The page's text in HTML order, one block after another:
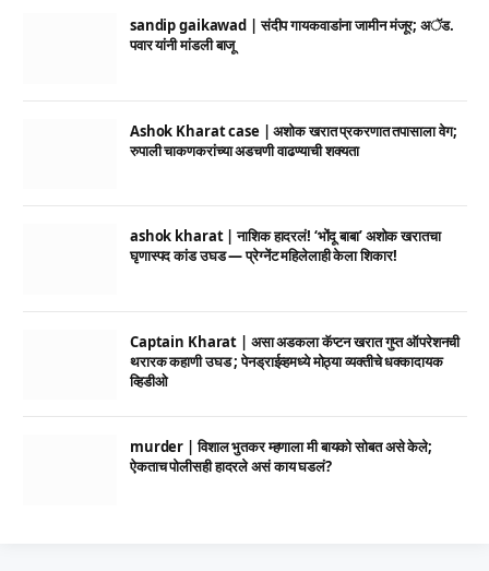
sandip gaikawad | संदीप गायकवाडांना जामीन मंजूर; अॅड.
पवार यांनी मांडली बाजू
Ashok Kharat case | अशोक खरात प्रकरणात तपासाला वेग;
रुपाली चाकणकरांच्या अडचणी वाढण्याची शक्यता
ashok kharat | नाशिक हादरलं! ‘भोंदू बाबा’ अशोक खरातचा
घृणास्पद कांड उघड — प्रेग्नेंट महिलेलाही केला शिकार!
Captain Kharat | असा अडकला कॅप्टन खरात गुप्त ऑपरेशनची
थरारक कहाणी उघड ; पेनड्राईव्हमध्ये मोठ्या व्यक्तीचे धक्कादायक
व्हिडीओ
murder | विशाल भुतकर म्हणाला मी बायको सोबत असे केले;
ऐकताच पोलीसही हादरले असं काय घडलं?